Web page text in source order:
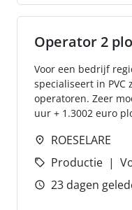
Operator 2
Voor een bedrijf
specialiseert in PVC
operatoren. Zeer
uur + 1.3002 euro
ROESELARE
Productie
23 dagen